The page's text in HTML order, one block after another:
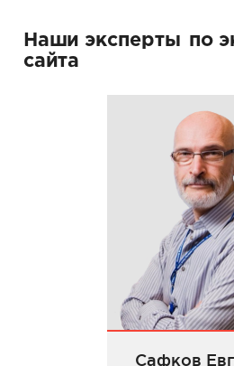
Наши эксперты по
сайта
Сафков